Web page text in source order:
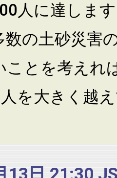
人に達しま
数の土砂災害
ことを考えれ
を大きく越